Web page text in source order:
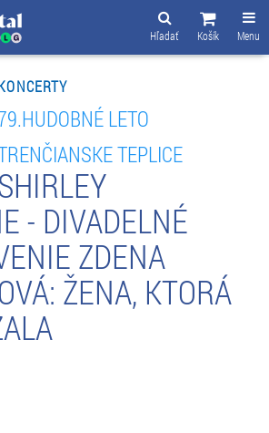
Menu
Košík
Hľadať
LETO
TEPLICE
- DIVADELNÉ
ZDENA
ŽENA, KTORÁ